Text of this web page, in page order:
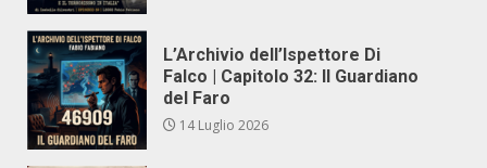
L’Archivio dell’Ispettore Di
Falco | Capitolo 32: Il Guardiano
del Faro
14 Luglio 2026